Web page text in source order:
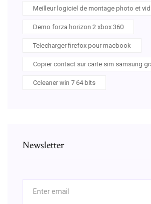
Meilleur logiciel de montage photo et
Demo forza horizon 2 xbox 360
Telecharger firefox pour macbook
Copier contact sur carte sim samsung
Ccleaner win 7 64 bits
Newsletter